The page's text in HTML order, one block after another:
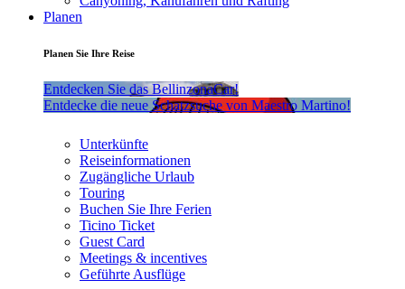
Planen
Planen Sie Ihre Reise
Entdecken Sie das BellinzonaCar!
Entdecke die neue Schatzsuche von Maestro Martino!
Unterkünfte
Reiseinformationen
Zugängliche Urlaub
Touring
Buchen Sie Ihre Ferien
Ticino Ticket
Guest Card
Meetings & incentives
Geführte Ausflüge